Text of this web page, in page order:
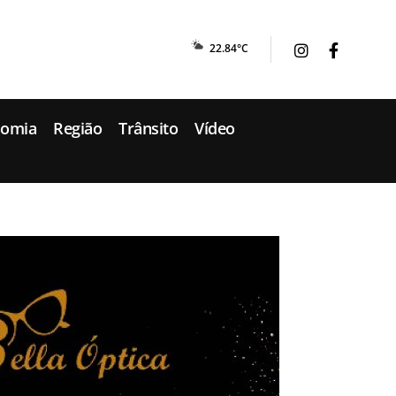
22.84°C
Região Trânsito Vídeo